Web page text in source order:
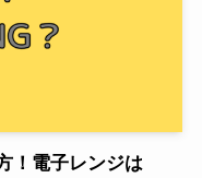
！電子レンジは